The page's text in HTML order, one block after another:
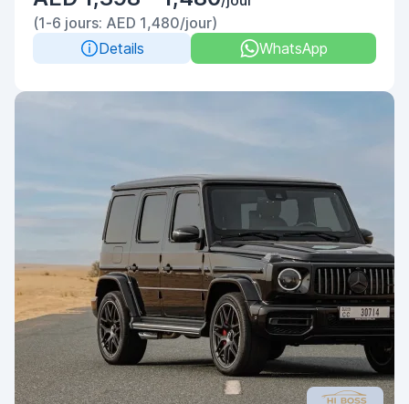
(1-6 jours: AED 1,480/jour)
Details
WhatsApp